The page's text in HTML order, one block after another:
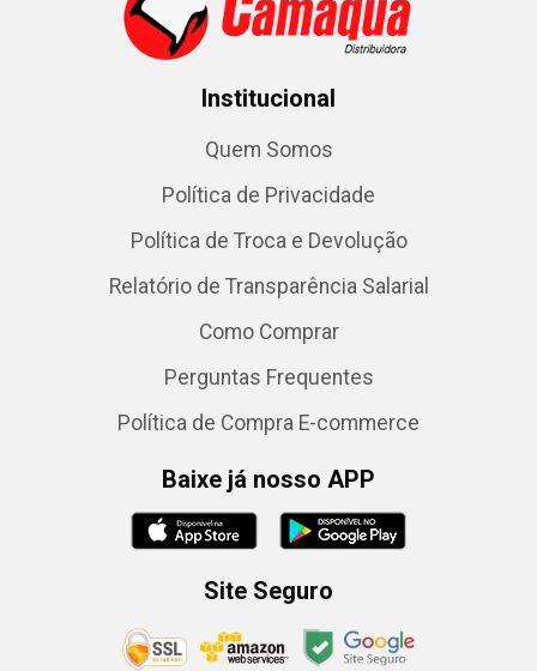
Institucional
Quem Somos
Política de Privacidade
Política de Troca e Devolução
Relatório de Transparência Salarial
Como Comprar
Perguntas Frequentes
Política de Compra E-commerce
Baixe já nosso APP
Site Seguro